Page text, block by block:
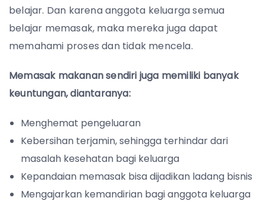
belajar. Dan karena anggota keluarga semua
belajar memasak, maka mereka juga dapat
memahami proses dan tidak mencela.
Memasak makanan sendiri juga memiliki banyak
keuntungan, diantaranya:
Menghemat pengeluaran
Kebersihan terjamin, sehingga terhindar dari
masalah kesehatan bagi keluarga
Kepandaian memasak bisa dijadikan ladang bisnis
Mengajarkan kemandirian bagi anggota keluarga